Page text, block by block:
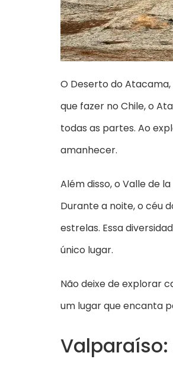
O Deserto do
que fazer no Chile, o
todas as partes. Ao
amanhecer.
Além disso, o Valle de
Durante a noite, o céu
estrelas. Essa
único lugar.
Não deixe de explorar
um lugar que encanta